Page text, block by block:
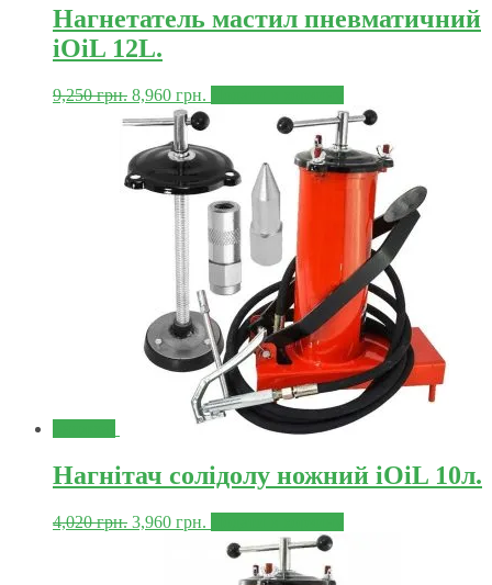
Нагнетатель мастил пневматичний
iOiL 12L.
9,250грн. 8,960 грн.
Нагнітач солідолу ножний iOiL 10л.
4,020грн. 3,960 грн.